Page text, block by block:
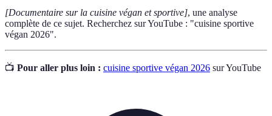
[Documentaire sur la cuisine végan et sportive], une analyse
complète de ce sujet. Recherchez sur YouTube : "cuisine sportive
végan 2026".
📺 Pour aller plus loin : cuisine sportive végan 2026 sur YouTube